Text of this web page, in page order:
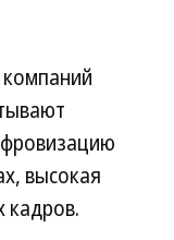
высокая
кадров.